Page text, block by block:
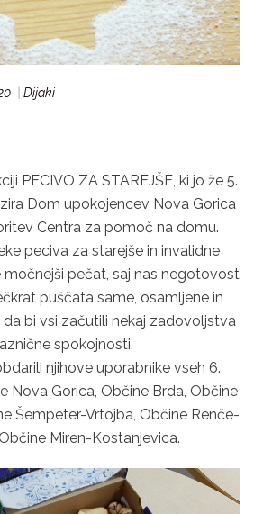
Dijaki
PECIVO ZA STAREJŠE, ki jo že 5.
Dom upokojencev Nova Gorica
Centra za pomoč na domu.
peciva za starejše in invalidne
močnejši pečat, saj nas negotovost
puščata same, osamljene in
bi vsi začutili nekaj zadovoljstva
spokojnosti.
njihove uporabnike vseh 6.
Nova Gorica, Občine Brda, Občine
Šempeter-Vrtojba, Občine Renče-
Miren-Kostanjevica.